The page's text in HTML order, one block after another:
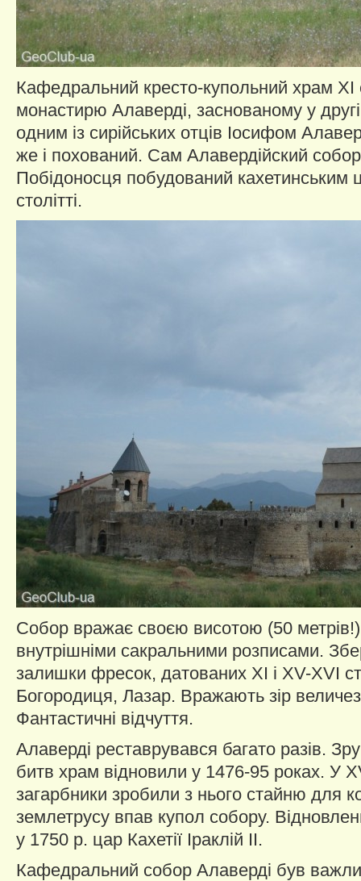
Кафедральний кресто-купольний храм XI
монастирю Алаверді, заснованому у
одним із сирійських отців Іосифом
же і похований. Сам Алавердійский собор
Побідоносця побудований кахетинським
столітті.
Собор вражає своєю висотою (50
внутрішніми сакральними розписами.
залишки фресок, датованих XI і XV-XVI
Богородиця, Лазар. Вражають зір
Фантастичні відчуття.
Алаверді реставрувався багато разів.
битв храм відновили у 1476-95 роках. У
загарбники зробили з нього стайню для
землетрусу впав купол собору.
у 1750 р. цар Кахетії Іраклій II.
Кафедральний собор Алаверді був